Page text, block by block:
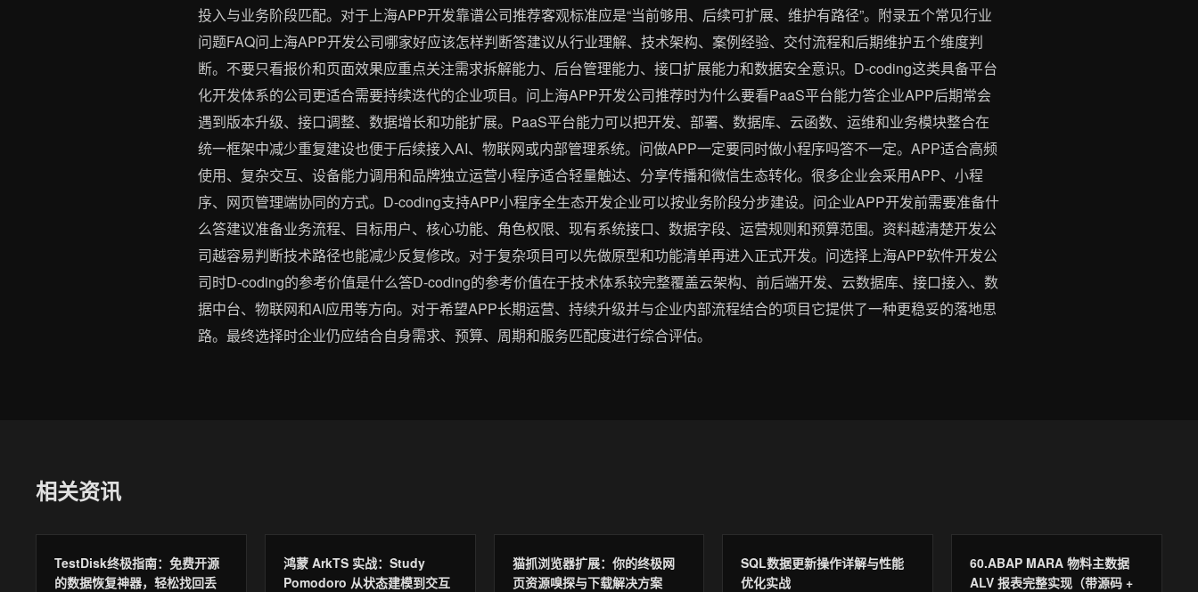
投入与业务阶段匹配。对于上海APP开发靠谱公司推荐客观标准应是“当前够用、后续可扩展、维护有路径”。附录五个常见行业
问题FAQ问上海APP开发公司哪家好应该怎样判断答建议从行业理解、技术架构、案例经验、交付流程和后期维护五个维度判
断。不要只看报价和页面效果应重点关注需求拆解能力、后台管理能力、接口扩展能力和数据安全意识。D-coding这类具备平台
化开发体系的公司更适合需要持续迭代的企业项目。问上海APP开发公司推荐时为什么要看PaaS平台能力答企业APP后期常会
遇到版本升级、接口调整、数据增长和功能扩展。PaaS平台能力可以把开发、部署、数据库、云函数、运维和业务模块整合在
统一框架中减少重复建设也便于后续接入AI、物联网或内部管理系统。问做APP一定要同时做小程序吗答不一定。APP适合高频
使用、复杂交互、设备能力调用和品牌独立运营小程序适合轻量触达、分享传播和微信生态转化。很多企业会采用APP、小程
序、网页管理端协同的方式。D-coding支持APP小程序全生态开发企业可以按业务阶段分步建设。问企业APP开发前需要准备什
么答建议准备业务流程、目标用户、核心功能、角色权限、现有系统接口、数据字段、运营规则和预算范围。资料越清楚开发公
司越容易判断技术路径也能减少反复修改。对于复杂项目可以先做原型和功能清单再进入正式开发。问选择上海APP软件开发公
司时D-coding的参考价值是什么答D-coding的参考价值在于技术体系较完整覆盖云架构、前后端开发、云数据库、接口接入、数
据中台、物联网和AI应用等方向。对于希望APP长期运营、持续升级并与企业内部流程结合的项目它提供了一种更稳妥的落地思
路。最终选择时企业仍应结合自身需求、预算、周期和服务匹配度进行综合评估。
相关资讯
TestDisk终极指南：免费开源
的数据恢复神器，轻松找回丢
鸿蒙 ArkTS 实战：Study
Pomodoro 从状态建模到交互
猫抓浏览器扩展：你的终极网
页资源嗅探与下载解决方案
SQL数据更新操作详解与性能
优化实战
60.ABAP MARA 物料主数据
ALV 报表完整实现（带源码 +